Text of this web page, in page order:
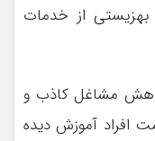
بهزیستی از خدمات
مشاغل کاذب و
افراد آموزش دیده